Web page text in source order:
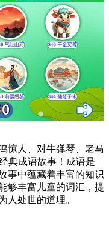
惊人、对牛弹琴、老马
典成语故事！成语是
事中蕴藏着丰富的知识
够丰富儿童的词汇，提
人处世的道理。